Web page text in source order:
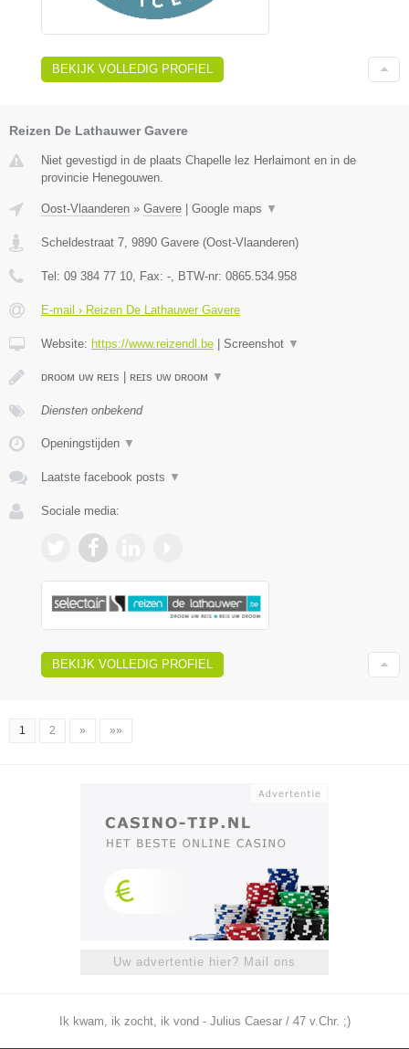
BEKIJK VOLLEDIG PROFIEL
Reizen De Lathauwer Gavere
Niet gevestigd in de plaats Chapelle lez Herlaimont en in de
provincie Henegouwen.
Oost-Vlaanderen » Gavere Google maps ▼
Scheldestraat 7, 9890 Gavere (Oost-Vlaanderen)
Tel: 09 384 77 10, Fax: -, BTW-nr: 0865.534.958
E-mail › Reizen De Lathauwer Gavere
Website: https://www.reizendl.be Screenshot ▼
ᴅʀᴏᴏᴍ ᴜᴡ ʀᴇɪs | ʀᴇɪs ᴜᴡ ᴅʀᴏᴏᴍ ▼
Diensten onbekend
Openingstijden ▼
Laatste facebook posts ▼
Sociale media:
BEKIJK VOLLEDIG PROFIEL
1 2 » »»
Uw advertentie hier? Mail ons
Ik kwam, ik zocht, ik vond - Julius Caesar / 47 v.Chr. ;)